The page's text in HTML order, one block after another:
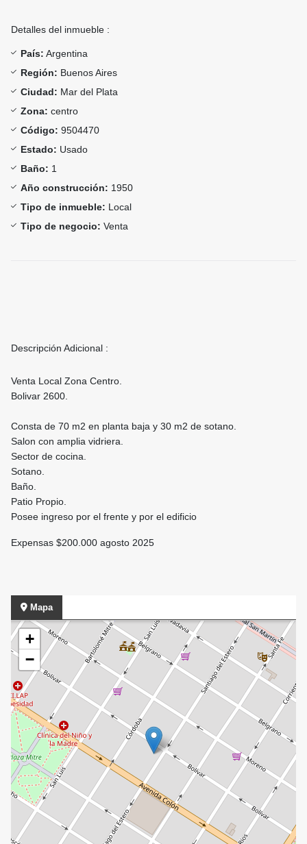
Detalles del inmueble :
País: Argentina
Región: Buenos Aires
Ciudad: Mar del Plata
Zona: centro
Código: 9504470
Estado: Usado
Baño: 1
Año construcción: 1950
Tipo de inmueble: Local
Tipo de negocio: Venta
Descripción Adicional :
Venta Local Zona Centro.
Bolivar 2600.
Consta de 70 m2 en planta baja y 30 m2 de sotano.
Salon con amplia vidriera.
Sector de cocina.
Sotano.
Baño.
Patio Propio.
Posee ingreso por el frente y por el edificio
Expensas $200.000 agosto 2025
Mapa
+
−